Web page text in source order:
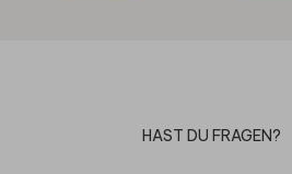
HAST DU FRAGEN?